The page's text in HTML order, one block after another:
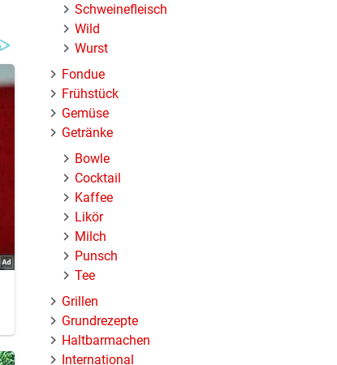
Schweinefleisch
Wild
Wurst
Fondue
Frühstück
Gemüse
Getränke
Bowle
Cocktail
Kaffee
Likör
Milch
Punsch
Tee
Grillen
Grundrezepte
Haltbarmachen
International